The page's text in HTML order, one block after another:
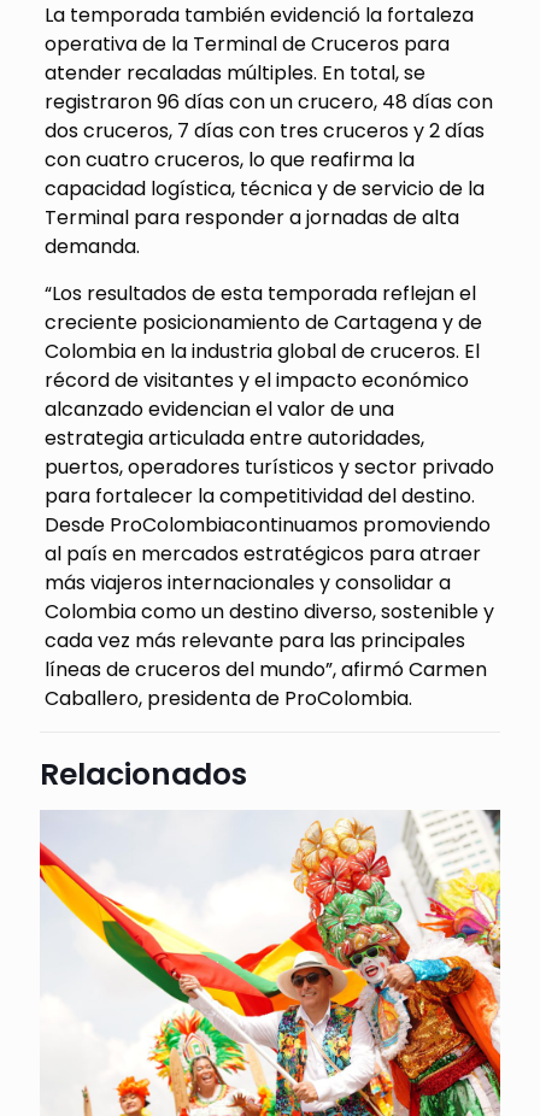
La temporada también evidenció la fortaleza
operativa de la Terminal de Cruceros para
atender recaladas múltiples. En total, se
registraron 96 días con un crucero, 48 días con
dos cruceros, 7 días con tres cruceros y 2 días
con cuatro cruceros, lo que reafirma la
capacidad logística, técnica y de servicio de la
Terminal para responder a jornadas de alta
demanda.
“Los resultados de esta temporada reflejan el
creciente posicionamiento de Cartagena y de
Colombia en la industria global de cruceros. El
récord de visitantes y el impacto económico
alcanzado evidencian el valor de una
estrategia articulada entre autoridades,
puertos, operadores turísticos y sector privado
para fortalecer la competitividad del destino.
Desde ProColombiacontinuamos promoviendo
al país en mercados estratégicos para atraer
más viajeros internacionales y consolidar a
Colombia como un destino diverso, sostenible y
cada vez más relevante para las principales
líneas de cruceros del mundo”, afirmó Carmen
Caballero, presidenta de ProColombia.
Relacionados